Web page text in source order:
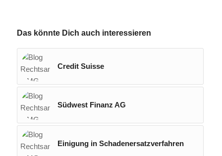
Das könnte Dich auch interessieren
Credit Suisse
Südwest Finanz AG
Einigung in Schadenersatzverfahren